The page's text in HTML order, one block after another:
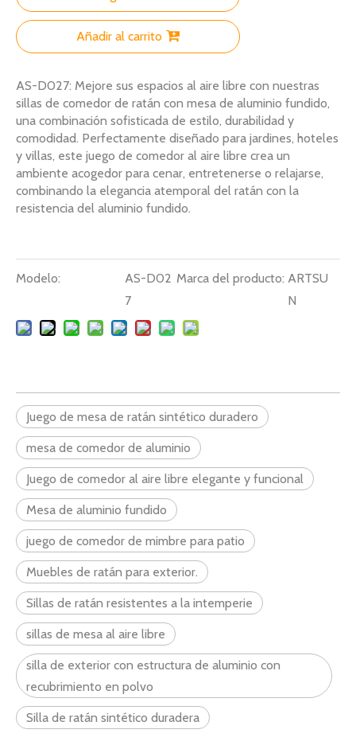
Añadir al carrito
AS-D027: Mejore sus espacios al aire libre con nuestras
sillas de comedor de ratán con mesa de aluminio fundido,
una combinación sofisticada de estilo, durabilidad y
comodidad. Perfectamente diseñado para jardines, hoteles
y villas, este juego de comedor al aire libre crea un
ambiente acogedor para cenar, entretenerse o relajarse,
combinando la elegancia atemporal del ratán con la
resistencia del aluminio fundido.
Modelo:
AS-D02
7
Marca del producto: ARTSU
N
Juego de mesa de ratán sintético duradero
mesa de comedor de aluminio
Juego de comedor al aire libre elegante y funcional
Mesa de aluminio fundido
juego de comedor de mimbre para patio
Muebles de ratán para exterior.
Sillas de ratán resistentes a la intemperie
sillas de mesa al aire libre
silla de exterior con estructura de aluminio con
recubrimiento en polvo
Silla de ratán sintético duradera